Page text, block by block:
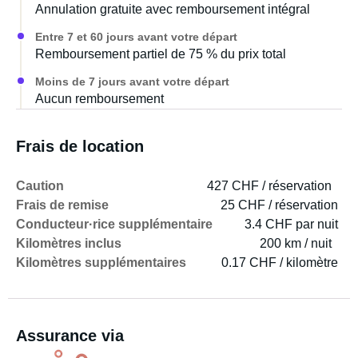
Annulation gratuite avec remboursement intégral
Entre 7 et 60 jours avant votre départ
Remboursement partiel de 75 % du prix total
Moins de 7 jours avant votre départ
Aucun remboursement
Frais de location
Caution
427 CHF / réservation
Frais de remise
25 CHF / réservation
Conducteur·rice supplémentaire
3.4 CHF par nuit
Kilomètres inclus
200 km / nuit
Kilomètres supplémentaires
0.17 CHF / kilomètre
Assurance via